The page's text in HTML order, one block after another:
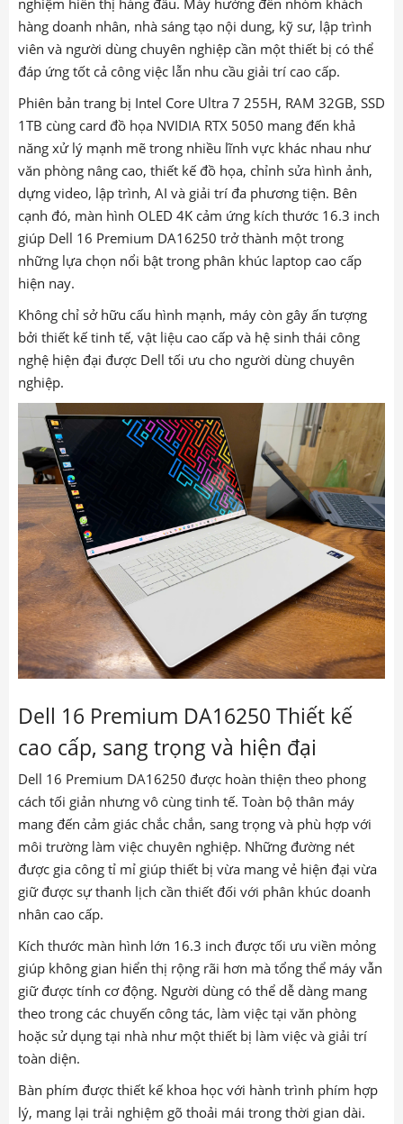
hàng doanh nhân, nhà sáng tạo nội dung, kỹ sư, lập trình
viên và người dùng chuyên nghiệp cần một thiết bị có thể
đáp ứng tốt cả công việc lẫn nhu cầu giải trí cao cấp.
Phiên bản trang bị Intel Core Ultra 7 255H, RAM 32GB, SSD
1TB cùng card đồ họa NVIDIA RTX 5050 mang đến khả
năng xử lý mạnh mẽ trong nhiều lĩnh vực khác nhau như
văn phòng nâng cao, thiết kế đồ họa, chỉnh sửa hình ảnh,
dựng video, lập trình, AI và giải trí đa phương tiện. Bên
cạnh đó, màn hình OLED 4K cảm ứng kích thước 16.3 inch
giúp Dell 16 Premium DA16250 trở thành một trong
những lựa chọn nổi bật trong phân khúc laptop cao cấp
hiện nay.
Không chỉ sở hữu cấu hình mạnh, máy còn gây ấn tượng
bởi thiết kế tinh tế, vật liệu cao cấp và hệ sinh thái công
nghệ hiện đại được Dell tối ưu cho người dùng chuyên
nghiệp.
Dell 16 Premium DA16250 Thiết kế
cao cấp, sang trọng và hiện đại
Dell 16 Premium DA16250 được hoàn thiện theo phong
cách tối giản nhưng vô cùng tinh tế. Toàn bộ thân máy
mang đến cảm giác chắc chắn, sang trọng và phù hợp với
môi trường làm việc chuyên nghiệp. Những đường nét
được gia công tỉ mỉ giúp thiết bị vừa mang vẻ hiện đại vừa
giữ được sự thanh lịch cần thiết đối với phân khúc doanh
nhân cao cấp.
Kích thước màn hình lớn 16.3 inch được tối ưu viền mỏng
giúp không gian hiển thị rộng rãi hơn mà tổng thể máy vẫn
giữ được tính cơ động. Người dùng có thể dễ dàng mang
theo trong các chuyến công tác, làm việc tại văn phòng
hoặc sử dụng tại nhà như một thiết bị làm việc và giải trí
toàn diện.
Bàn phím được thiết kế khoa học với hành trình phím hợp
lý, mang lại trải nghiệm gõ thoải mái trong thời gian dài.